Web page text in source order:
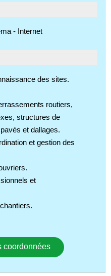
- Internet
des sites.
routiers,
structures de
et dallages.
et gestion des
et
coordonnées